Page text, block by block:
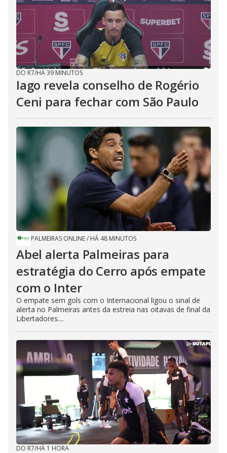
DO R7/HÁ 39 MINUTOS
Iago revela conselho de Rogério
Ceni para fechar com São Paulo
PALMEIRAS ONLINE/ HÁ 48 MINUTOS
Abel alerta Palmeiras para
estratégia do Cerro após empate
com o Inter
O empate sem gols com o Internacional ligou o sinal de
alerta no Palmeiras antes da estreia nas oitavas de final da
Libertadores....
DO R7/HÁ 1 HORA